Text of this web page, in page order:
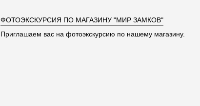
ФОТОЭКСКУРСИЯ ПО МАГАЗИНУ "МИР ЗАМКОВ"
Приглашаем вас на фотоэкскурсию по нашему магазину.